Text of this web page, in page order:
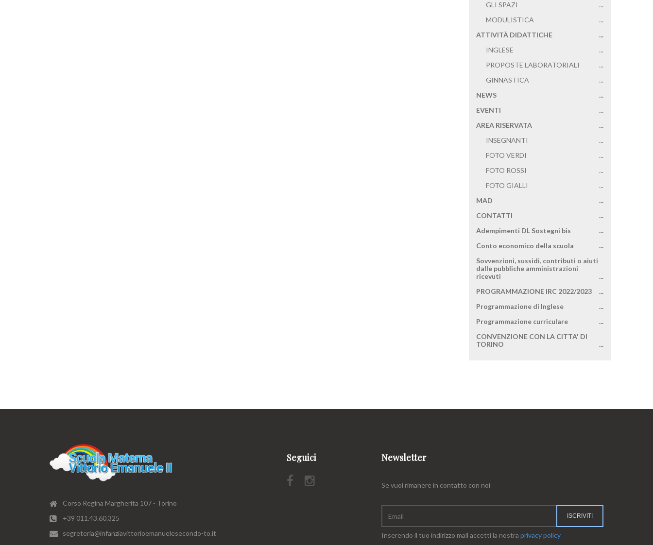
GLI SPAZI
...
MODULISTICA
...
ATTIVITÀ DIDATTICHE
...
INGLESE
...
PROPOSTE LABORATORIALI
...
GINNASTICA
...
NEWS
...
EVENTI
...
AREA RISERVATA
...
INSEGNANTI
...
FOTO VERDI
...
FOTO ROSSI
...
FOTO GIALLI
...
MAD
...
CONTATTI
...
Adempimenti DL Sostegni bis
...
Conto economico della scuola
...
Sovvenzioni, sussidi, contributi o aiuti
dalle pubbliche amministrazioni
ricevuti
...
PROGRAMMAZIONE IRC 2022/2023
...
Programmazione di Inglese
...
Programmazione curriculare
...
CONVENZIONE CON LA CITTA' DI
TORINO
...
Corso Regina Margherita 107 - Torino
+39 011.43.60.325
segreteria@infanziavittorioemanuelesecondo-to.it
Seguici Newsletter
Se vuoi rimanere in contatto con noi
Inserendo il tuo indirizzo mail accetti la nostra privacy policy